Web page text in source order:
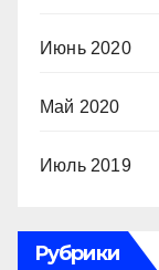
Июнь 2020
Май 2020
Июль 2019
Рубрики